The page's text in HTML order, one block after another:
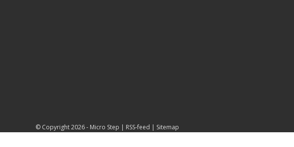
© Copyright 2026 - Micro Step RSS-feed Sitemap